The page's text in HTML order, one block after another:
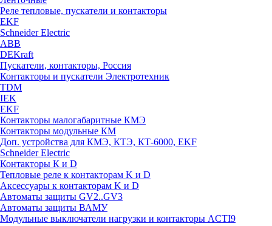
Реле тепловые, пускатели и контакторы
EKF
Schneider Electric
ABB
DEKraft
Пускатели, контакторы, Россия
Контакторы и пускатели Электротехник
TDM
IEK
EKF
Контакторы малогабаритные КМЭ
Контакторы модульные КМ
Доп. устройства для КМЭ, КТЭ, КТ-6000, EKF
Schneider Electric
Контакторы К и D
Тепловые реле к контакторам K и D
Аксессуары к контакторам K и D
Автоматы защиты GV2..GV3
Автоматы защиты ВАМУ
Модульные выключатели нагрузки и контакторы ACTI9